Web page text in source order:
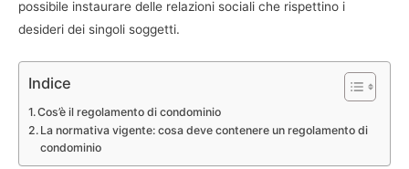
possibile instaurare delle relazioni sociali che rispettino i
desideri dei singoli soggetti.
Indice
Cos’è il regolamento di condominio
La normativa vigente: cosa deve contenere un regolamento di
condominio